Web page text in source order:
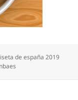
de españa 2019
nbaes